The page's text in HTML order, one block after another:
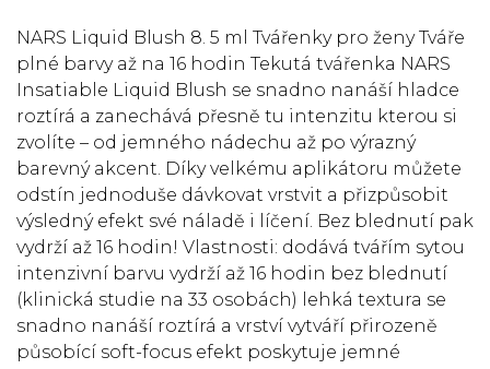
NARS Liquid Blush 8. 5 ml Tvářenky pro ženy Tváře
plné barvy až na 16 hodin Tekutá tvářenka NARS
Insatiable Liquid Blush se snadno nanáší hladce
roztírá a zanechává přesně tu intenzitu kterou si
zvolíte – od jemného nádechu až po výrazný
barevný akcent. Díky velkému aplikátoru můžete
odstín jednoduše dávkovat vrstvit a přizpůsobit
výsledný efekt své náladě i líčení. Bez blednutí pak
vydrží až 16 hodin! Vlastnosti: dodává tvářím sytou
intenzivní barvu vydrží až 16 hodin bez blednutí
(klinická studie na 33 osobách) lehká textura se
snadno nanáší roztírá a vrství vytváří přirozeně
působící soft-focus efekt poskytuje jemné